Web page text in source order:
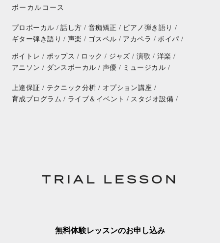
ボーカルコース
プロボーカル / 話し方 / 音痴矯正 / ピアノ弾き語り /
ギター弾き語り / 声楽 / ゴスペル / アカペラ / ボイパ /
ボイトレ / ポップス / ロック / ジャズ / 演歌 / 洋楽 /
アニソン / ダンスボーカル / 声優 / ミュージカル /
上達保証 / テクニック分析 / オプション講座 /
育成プログラム / ライブ＆イベント / スタジオ設備 /
TRIAL LESSON
無料体験レッスンのお申し込み